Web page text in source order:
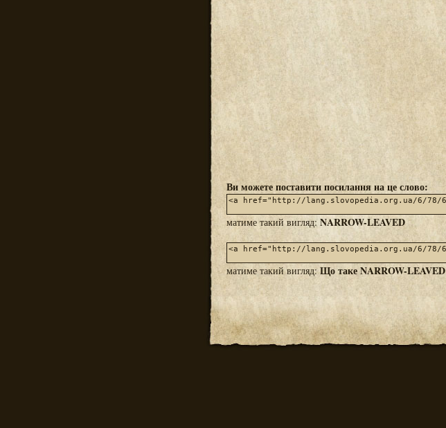
Ви можете поставити посилання на це слово:
матиме такий вигляд: NARROW-LEAVED
матиме такий вигляд:Що таке NARROW-LEAVED